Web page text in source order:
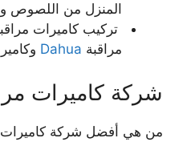
المنزل من اللصوص
تركيب كاميرات
مراقبة Dahua
شركة كاميرات
من هي أفضل شركة كاميرات